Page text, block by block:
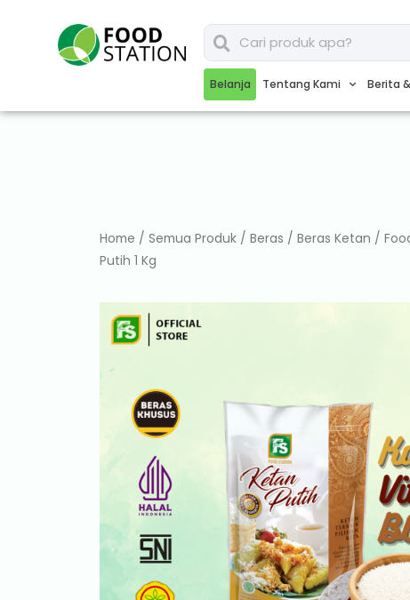
Belanja Tentang Kami Berita
Home / Semua Produk / Beras / Beras Ketan /
Putih 1 Kg